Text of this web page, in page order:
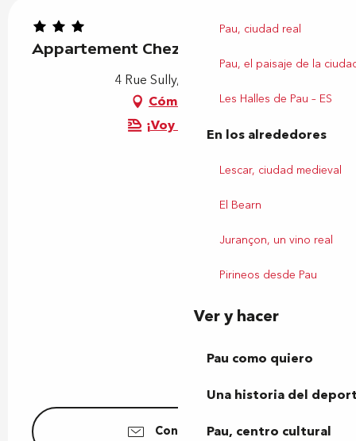
Pau, ciudad real
Pau, el paisaje de la
Les Halles de Pau – ES
En los alrededores
Lescar, ciudad medieval
El Bearn
Jurançon, un vino real
Pirineos desde Pau
Ver y hacer
Pau como quiero
Una historia del
Pau, centro cultural
Appartement Chez Myriam
4 Rue Sully, 64000 Pau
Cómo llegar
¡Voy en tren!
Contáctenos